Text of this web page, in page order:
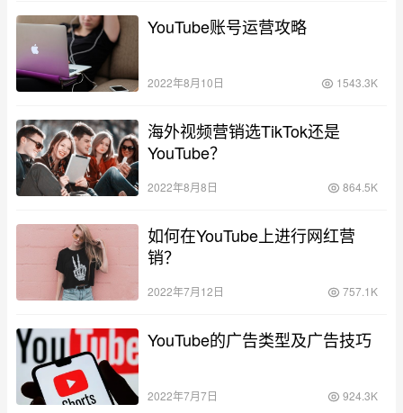
YouTube账号运营攻略
2022年8月10日 1543.3K
海外视频营销选TikTok还是
YouTube？
2022年8月8日 864.5K
如何在YouTube上进行网红营
销？
2022年7月12日 757.1K
YouTube的广告类型及广告技巧
2022年7月7日 924.3K